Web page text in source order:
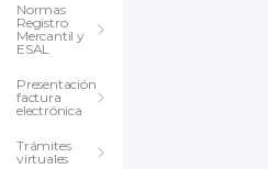
Normas
Registro
Mercantil y
ESAL
Presentación
factura
electrónica
Trámites
virtuales